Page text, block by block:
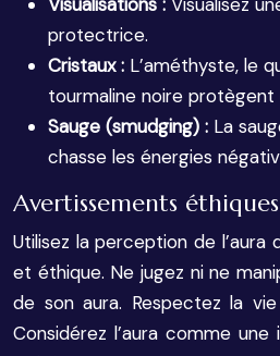
protectrice.
Cristaux : L’améthyste, le
tourmaline noire
Sauge (smudging) : La
chasse les énergies
Avertissements éthiques
Utilisez la perception de l’aura
et éthique. Ne jugez ni ne
de son aura. Respectez la
Considérez l’aura comme